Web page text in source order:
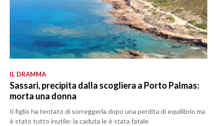
IL DRAMMA
Sassari, precipita dalla scogliera a Porto Palmas:
morta una donna
Il figlio ha tentato di sorreggerla dopo una perdita di equilibrio ma
è stato tutto inutile: la caduta le è stata fatale